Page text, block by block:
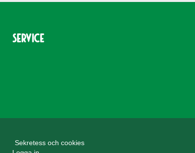
Service
Sekretess och cookies